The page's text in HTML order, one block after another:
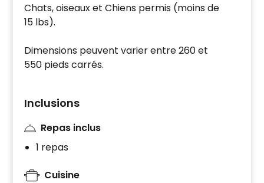
Chats, oiseaux et Chiens permis (moins de
15 lbs).
Dimensions peuvent varier entre 260 et
550 pieds carrés.
Inclusions
Repas inclus
1 repas
Cuisine